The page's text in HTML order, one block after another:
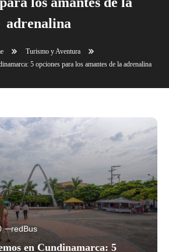
adrenalina
Turismo y Aventura
5 opciones para los amantes de la adrenalina
redBus
en Cundinamarca: 5